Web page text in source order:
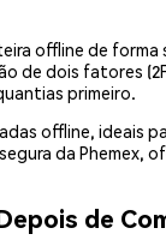
offline de forma
de dois fatores
primeiro.
offline, ideais
da Phemex,
de